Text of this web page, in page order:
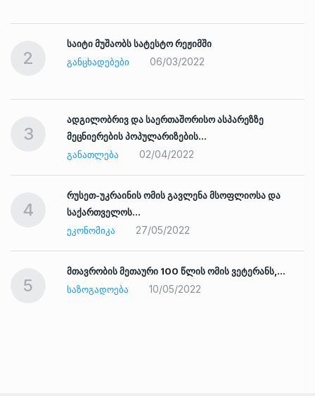
2
საიტი მუშაობს სატესტო რეჟიმში
ᲒᲐᲜᲪᲮᲐᲓᲔᲑᲔᲑᲘ
06/03/2022
3
ადგილობრივ და საერთაშორისო ასპარეზზე
მეცნიერების პოპულარიზების…
ᲒᲐᲜᲐᲗᲚᲔᲑᲐ
02/04/2022
4
რუსეთ-უკრაინის ომის გავლენა მსოფლიოსა და
საქართველოს…
ᲔᲙᲝᲜᲝᲛᲘᲙᲐ
27/05/2022
5
მთავრობის მეთაური 100 წლის ომის ვეტერანს,…
ᲡᲐᲖᲝᲒᲐᲓᲝᲔᲑᲐ
10/05/2022